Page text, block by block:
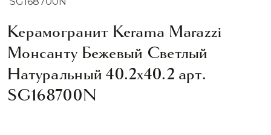
Керамогранит Kerama Marazzi
Монсанту Бежевый Светлый
Натуральный 40.2x40.2 арт.
SG168700N